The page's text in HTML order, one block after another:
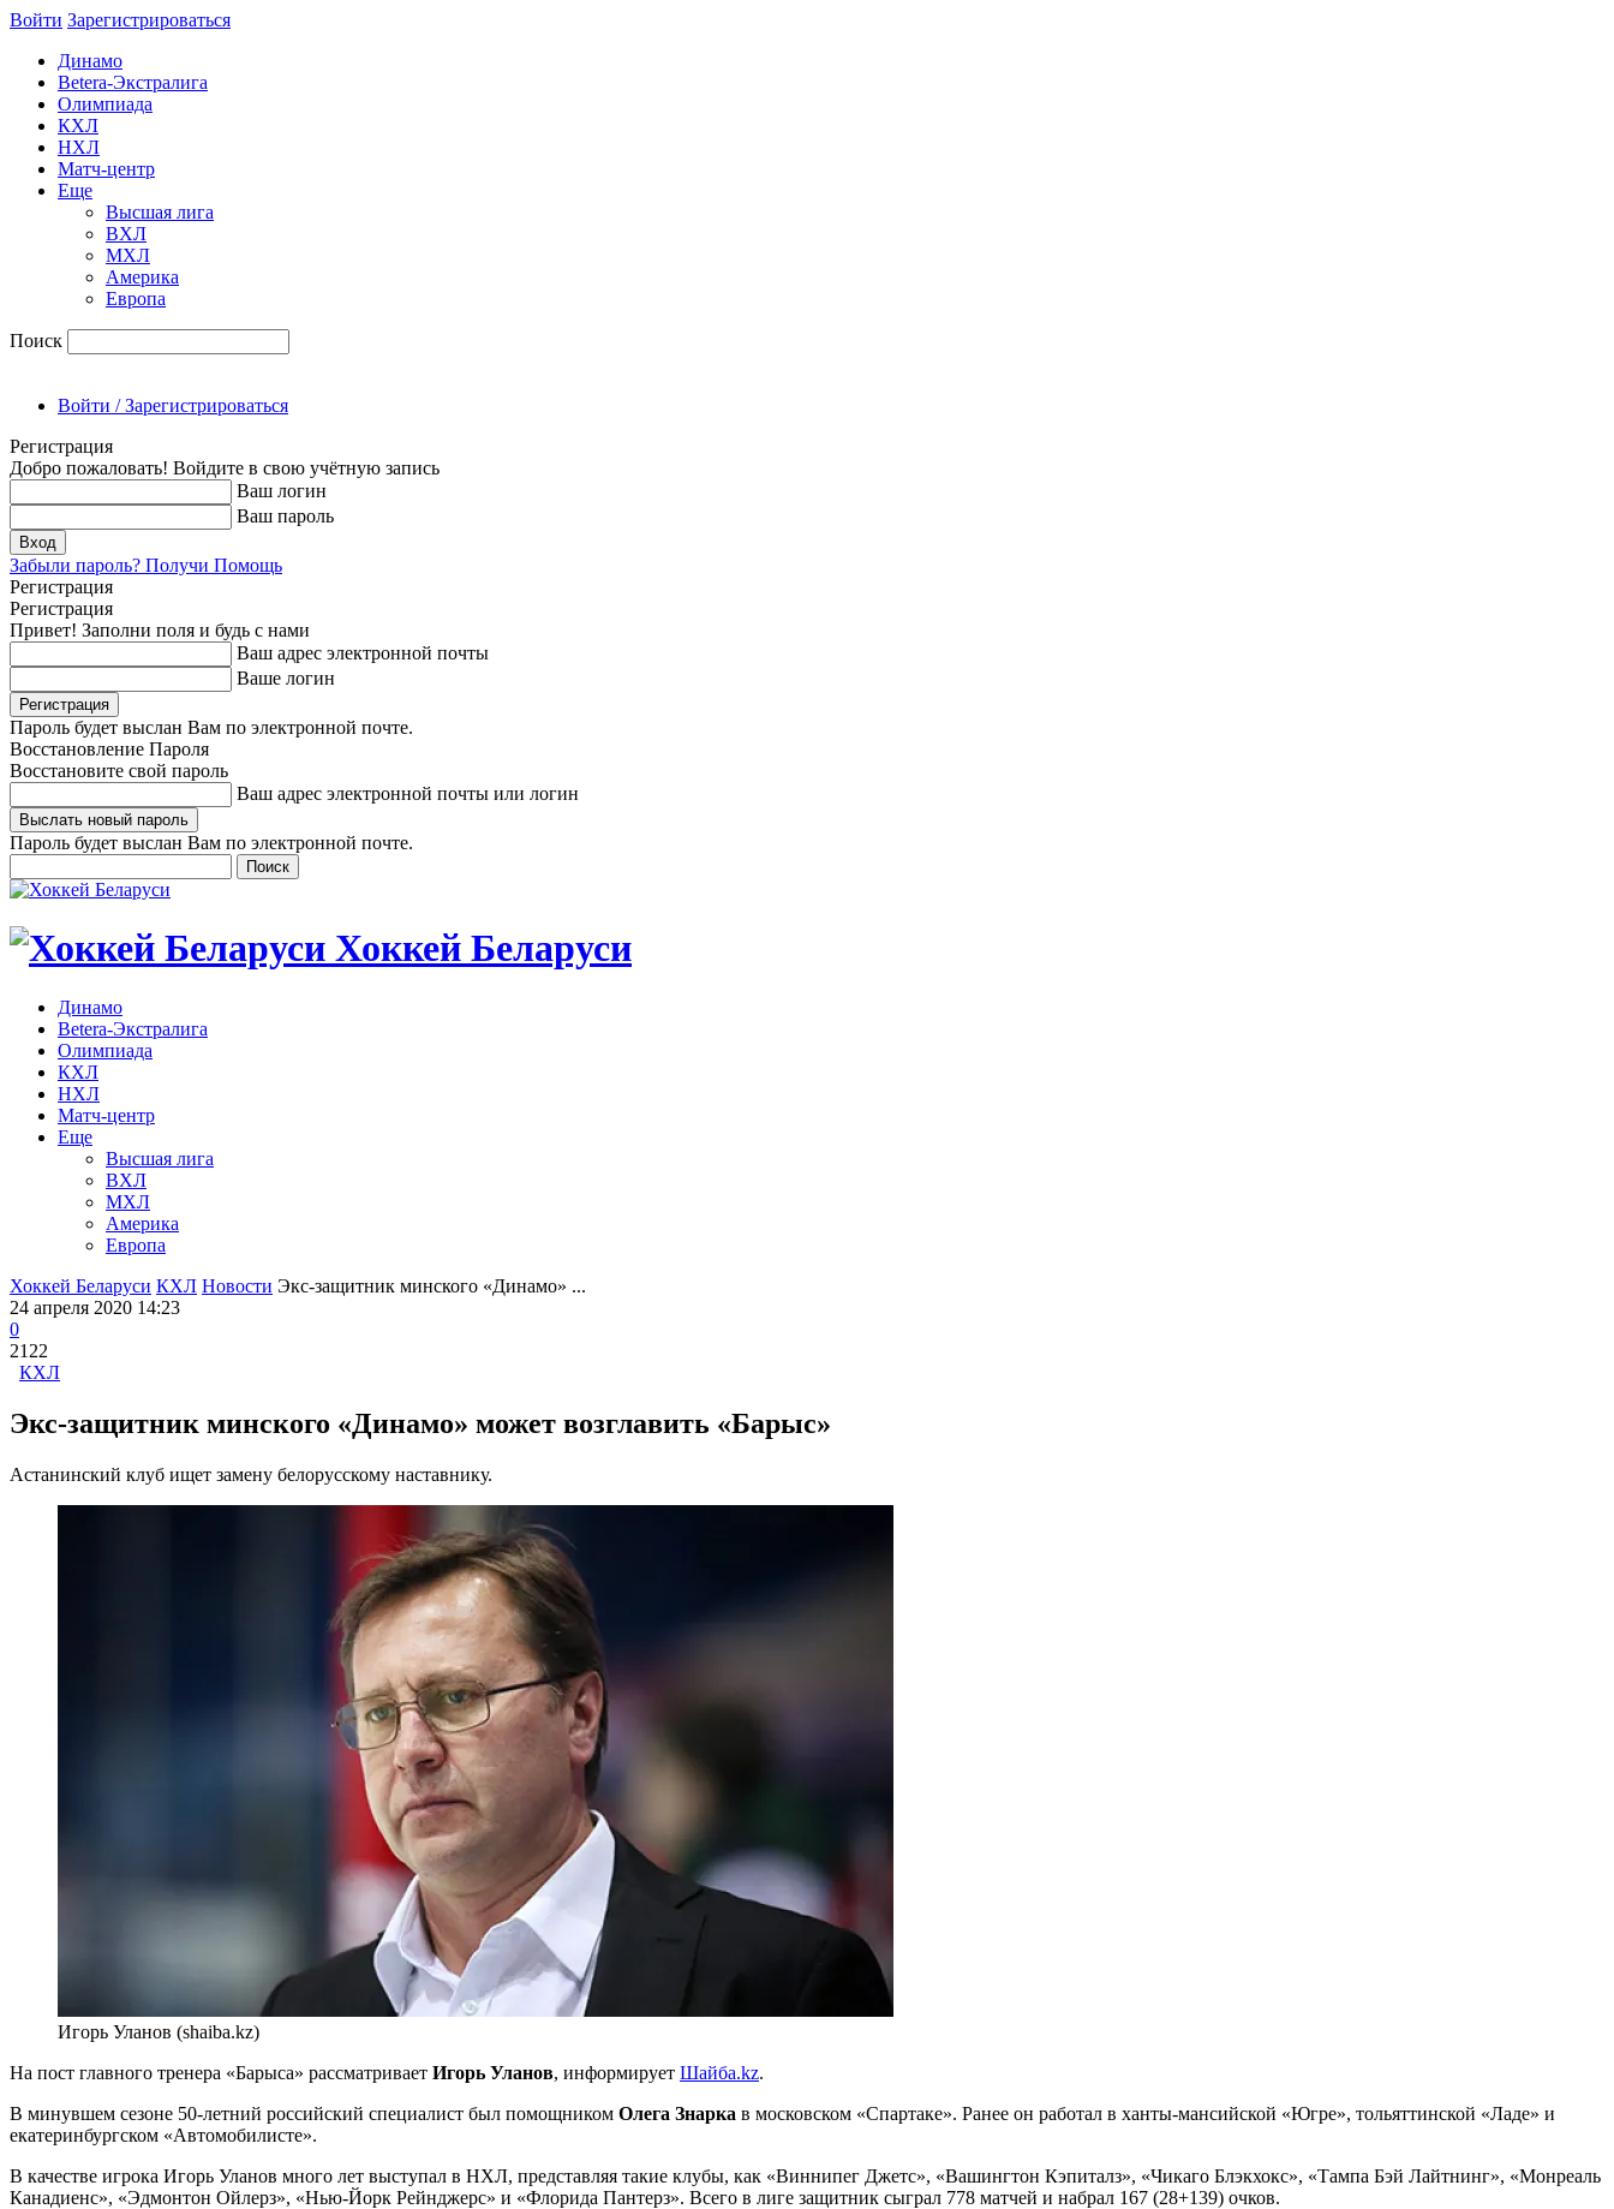
Войти Зарегиcтрироваться
Динамо
Betera-Экстралига
Олимпиада
КХЛ
НХЛ
Матч-центр
Еще
Высшая лига
ВХЛ
МХЛ
Америка
Европа
Поиск
Войти / Зарегистрироваться
Регистрация
Добро пожаловать! Войдите в свою учётную запись
Ваш логин
Ваш пароль
Забыли пароль? Получи Помощь
Регистрация
Регистрация
Привет! Заполни поля и будь с нами
Ваш адрес электронной почты
Ваше логин
Пароль будет выслан Вам по электронной почте.
Восстановление Пароля
Восстановите свой пароль
Ваш адрес электронной почты или логин
Пароль будет выслан Вам по электронной почте.
Хоккей Беларуси
Динамо
Betera-Экстралига
Олимпиада
КХЛ
НХЛ
Матч-центр
Еще
Высшая лига
ВХЛ
МХЛ
Америка
Европа
Хоккей Беларуси КХЛ Новости Экс-защитник минского «Динамо» ...
24 апреля 2020 14:23
0
2122
КХЛ
Экс-защитник минского «Динамо» может возглавить «Барыс»
Астанинский клуб ищет замену белорусскому наставнику.
Игорь Уланов (shaiba.kz)
На пост главного тренера «Барыса» рассматривает Игорь Уланов, информирует Шайба.kz.
В минувшем сезоне 50-летний российский специалист был помощником Олега Знарка в московском «Спартаке». Ранее он работал в ханты-мансийской «Югре», тольяттинской «Ладе» и
екатеринбургском «Автомобилисте».
В качестве игрока Игорь Уланов много лет выступал в НХЛ, представляя такие клубы, как «Виннипег Джетс», «Вашингтон Кэпиталз», «Чикаго Блэкхокс», «Тампа Бэй Лайтнинг», «Монреаль
Канадиенс», «Эдмонтон Ойлерз», «Нью-Йорк Рейнджерс» и «Флорида Пантерз». Всего в лиге защитник сыграл 778 матчей и набрал 167 (28+139) очков.